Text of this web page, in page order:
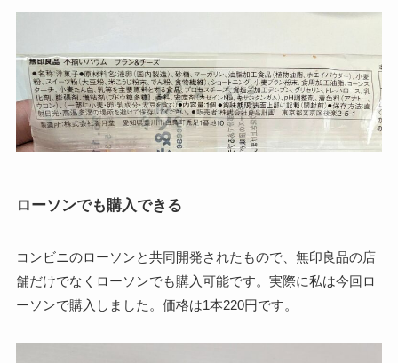
ローソンでも購入できる
コンビニのローソンと共同開発されたもので、無印良品の店
舗だけでなくローソンでも購入可能です。実際に私は今回ロ
ーソンで購入しました。価格は1本220円です。